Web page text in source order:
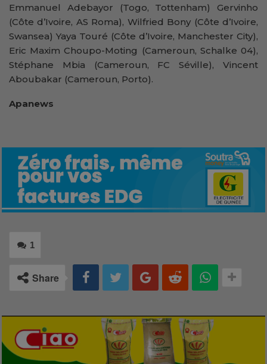
Emmanuel Adebayor (Togo, Tottenham) Gervinho
(Côte d’Ivoire, AS Roma), Wilfried Bony (Côte d’Ivoire,
Swansea) Yaya Touré (Côte d’Ivoire, Manchester City),
Eric Maxim Choupo-Moting (Cameroun, Schalke 04),
Stéphane Mbia (Cameroun, FC Séville), Vincent
Aboubakar (Cameroun, Porto).
Apanews
1
Share